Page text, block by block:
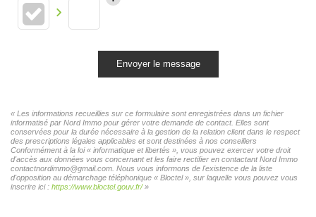
Envoyer le message
« Les informations recueillies sur ce formulaire sont enregistrées dans un fichier
informatisé par Nord Immo pour gérer votre demande de contact. Elles sont
conservées pour la durée nécessaire à la gestion de la relation client dans le respect
des prescriptions légales applicables et sont destinées à nos conseillers
Conformément à la loi « informatique et libertés », vous pouvez exercer votre droit
d'accès aux données vous concernant et les faire rectifier en contactant Nord Immo
contactnordimmo@gmail.com. Nous vous informons de l'existence de la liste
d'opposition au démarchage téléphonique « Bloctel », sur laquelle vous pouvez vous
inscrire ici : https://www.bloctel.gouv.fr/»